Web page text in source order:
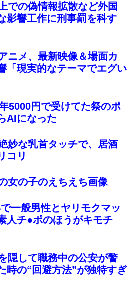
での偽情報拡散など外国
影響工作に刑事罰を科す
ニメ、最新映像＆場面カ
「現実的なテーマでエグい
5000円で受けてた祭のポ
AIになった
妙な乳首タッチで、居酒
コリ
女の子のえちえち画像
一般男性とヤリモクマッ
人チ●ポのほうがキモチ
隠して職務中の公安が警
時の“回避方法”が独特すぎ